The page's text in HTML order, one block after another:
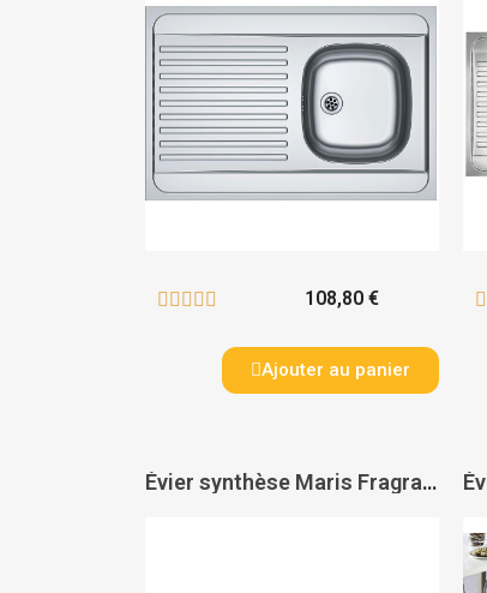
     108,80 €
Ajouter au panier

Évier synthèse Maris Fragranit + à encastrer 2 cuves + 1 égouttoir MRG621 - FRANKE